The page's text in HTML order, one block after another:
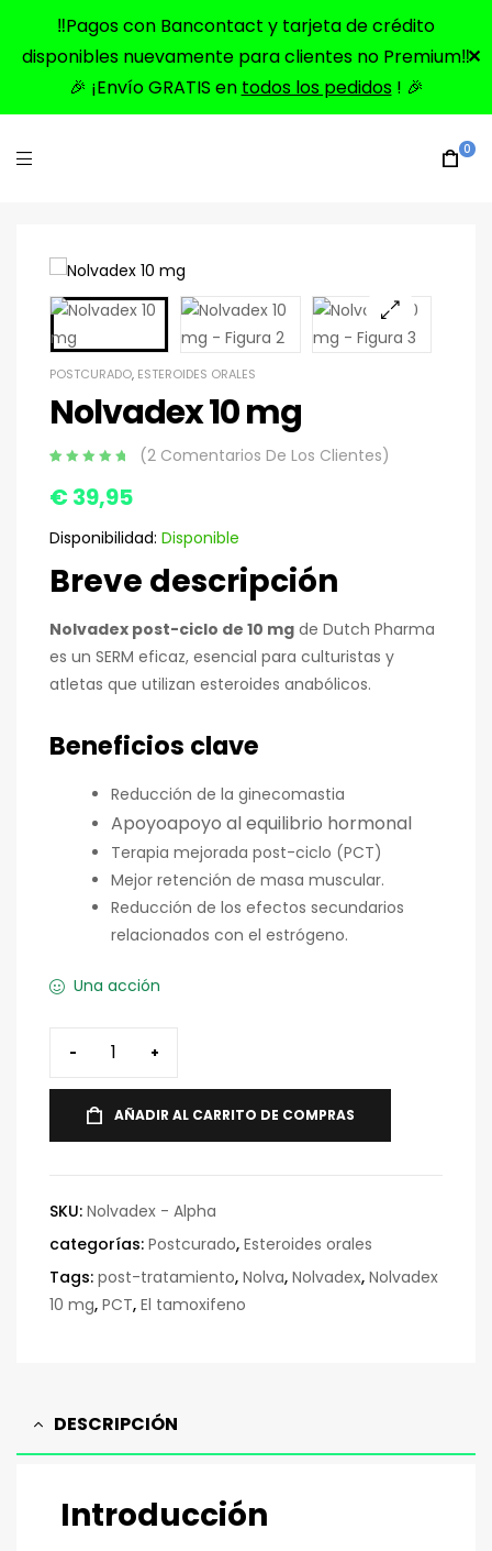
‼️Pagos con Bancontact y tarjeta de crédito
disponibles nuevamente para clientes no Premium‼️
🎉 ¡Envío GRATIS en todos los pedidos! 🎉
✕
0
🔍
POSTCURADO, ESTEROIDES ORALES
Nolvadex 10 mg
5.00 basado
valoraciones
de los
clientes
(2Comentarios De Los Clientes)
€ 39,95
Disponibilidad: Disponible
Breve descripción
Nolvadex post-ciclo de 10 mg de Dutch Pharma
es un SERM eficaz, esencial para culturistas y
atletas que utilizan esteroides anabólicos.
Beneficios clave
Reducción de la ginecomastia
Apoyoapoyo al equilibrio hormonal
Terapia mejorada post-ciclo (PCT)
Mejor retención de masa muscular.
Reducción de los efectos secundarios
relacionados con el estrógeno.
Una acción
- +
AÑADIR AL CARRITO DE COMPRAS
SKU: Nolvadex - Alpha
categorías: Postcurado, Esteroides orales
Tags: post-tratamiento, Nolva, Nolvadex, Nolvadex
10 mg, PCT, El tamoxifeno
DESCRIPCIÓN
Introducción